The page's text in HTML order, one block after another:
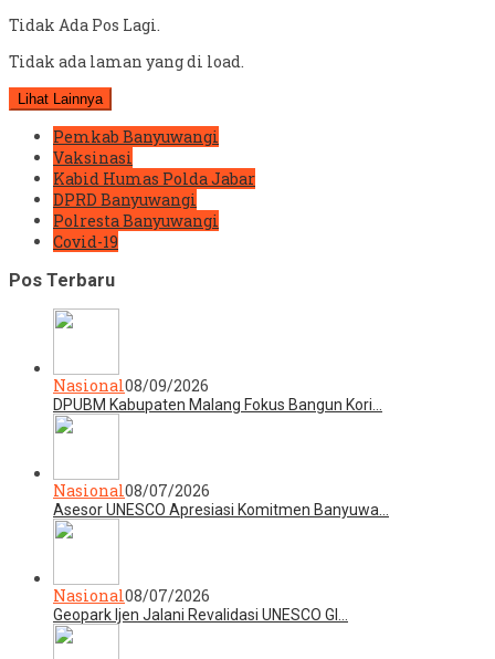
Tidak Ada Pos Lagi.
Tidak ada laman yang di load.
Lihat Lainnya
Pemkab Banyuwangi
Vaksinasi
Kabid Humas Polda Jabar
DPRD Banyuwangi
Polresta Banyuwangi
Covid-19
Pos Terbaru
Nasional08/09/2026
DPUBM Kabupaten Malang Fokus Bangun Kori…
Nasional08/07/2026
Asesor UNESCO Apresiasi Komitmen Banyuwa…
Nasional08/07/2026
Geopark Ijen Jalani Revalidasi UNESCO Gl…